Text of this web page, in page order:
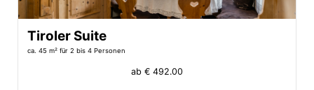
Tiroler Suite
ca. 45 m² für 2 bis 4 Personen
ab € 492.00